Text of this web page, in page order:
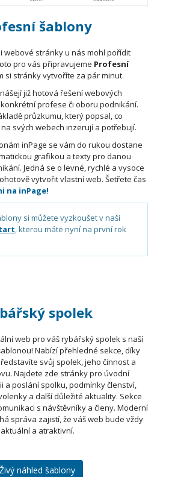
šablony
webové stránky u nás mohl pořídit
pro vás připravujeme Profesní
si stránky vytvoříte za pár minut.
již hotová řešení webových
profese či oboru podnikání.
průzkumu, který popsal, co
svých webech inzerují a potřebují.
inPage se vám do rukou dostane
grafikou a texty pro danou
Jedná se o levné, rychlé a vysoce
vytvořit vlastní web. Šetřete čas
na inPage!
si můžete vyzkoušet v naší
, kterou máte nyní na první rok
spolek
web pro váš rybářský spolek s naší
Nabízí přehledné sekce, díky
svůj spolek, jeho činnost a
Najdete zde stránky pro úvodní
a poslání spolku, podmínky členství,
a další důležité aktuality. Sekce
s návštěvníky a členy. Moderní
správa zajistí, že váš web bude vždy
aktuální a atraktivní.
Živý náhled šablony